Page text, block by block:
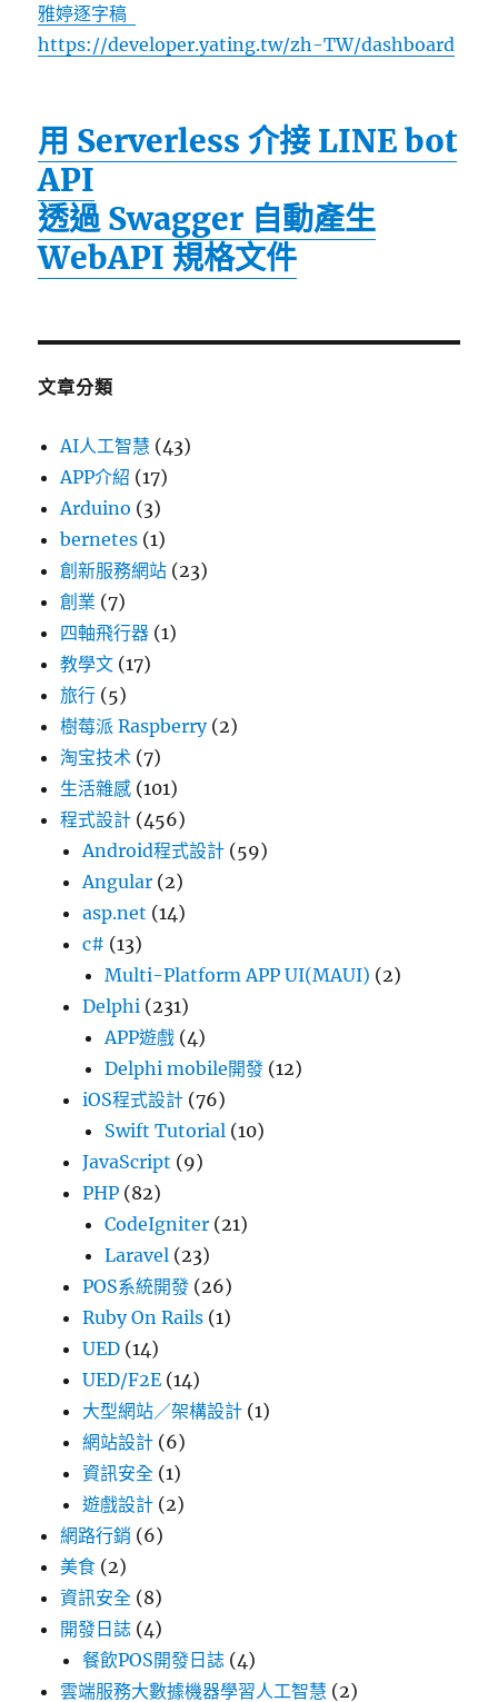
雅婷逐字稿
https://developer.yating.tw/zh-TW/dashboard
用 Serverless 介接 LINE bot
API
透過 Swagger 自動產生
WebAPI 規格文件
文章分類
AI人工智慧 (43)
APP介紹 (17)
Arduino (3)
bernetes (1)
創新服務網站 (23)
創業 (7)
四軸飛行器 (1)
教學文 (17)
旅行 (5)
樹莓派 Raspberry(2)
淘宝技术 (7)
生活雜感 (101)
程式設計 (456)
Android程式設計 (59)
Angular (2)
asp.net (14)
c# (13)
Multi-Platform APP UI(MAUI) (2)
Delphi (231)
APP遊戲 (4)
Delphi mobile開發 (12)
iOS程式設計 (76)
Swift Tutorial (10)
JavaScript (9)
PHP (82)
CodeIgniter (21)
Laravel (23)
POS系統開發 (26)
Ruby On Rails (1)
UED (14)
UED/F2E (14)
大型網站／架構設計 (1)
網站設計 (6)
資訊安全 (1)
遊戲設計 (2)
網路行銷 (6)
美食 (2)
資訊安全 (8)
開發日誌 (4)
餐飲POS開發日誌 (4)
雲端服務大數據機器學習人工智慧 (2)